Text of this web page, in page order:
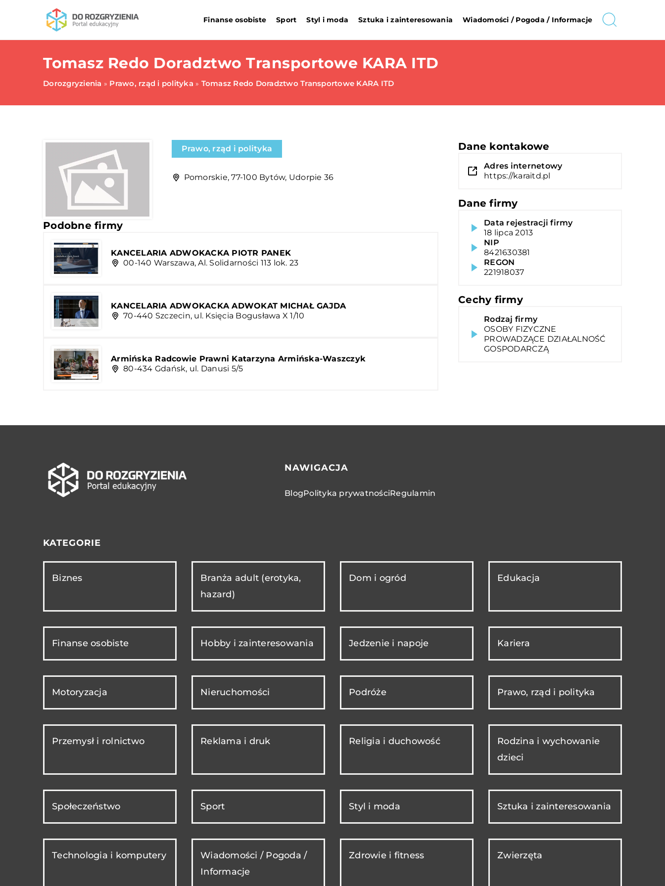
Finanse osobiste Sport Styl i moda Sztuka i zainteresowania Wiadomości / Pogoda / Informacje
Tomasz Redo Doradztwo Transportowe KARA ITD
Dorozgryzienia » Prawo, rząd i polityka » Tomasz Redo Doradztwo Transportowe KARA ITD
Prawo, rząd i polityka
Pomorskie, 77-100 Bytów, Udorpie 36
Podobne firmy
KANCELARIA ADWOKACKA PIOTR PANEK
00-140 Warszawa, Al. Solidarności 113 lok. 23
KANCELARIA ADWOKACKA ADWOKAT MICHAŁ GAJDA
70-440 Szczecin, ul. Księcia Bogusława X 1/10
Armińska Radcowie Prawni Katarzyna Armińska-Waszczyk
80-434 Gdańsk, ul. Danusi 5/5
Dane kontakowe
Adres internetowy
https://karaitd.pl
Dane firmy
Data rejestracji firmy
18 lipca 2013
NIP
8421630381
REGON
221918037
Cechy firmy
Rodzaj firmy
OSOBY FIZYCZNE
PROWADZĄCE DZIAŁALNOŚĆ
GOSPODARCZĄ
NAWIGACJA
BlogPolityka prywatnościRegulamin
KATEGORIE
Biznes
Branża adult (erotyka,
hazard)
Dom i ogród Edukacja
Finanse osobiste Hobby i zainteresowania Jedzenie i napoje Kariera
Motoryzacja Nieruchomości Podróże Prawo, rząd i polityka
Przemysł i rolnictwo Reklama i druk Religia i duchowość
Rodzina i wychowanie
dzieci
Społeczeństwo Sport Styl i moda Sztuka i zainteresowania
Technologia i komputery
Wiadomości / Pogoda /
Informacje
Zdrowie i fitness Zwierzęta